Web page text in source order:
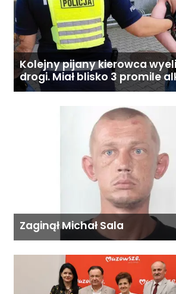
Kolejny pijany kierowca
drogi. Miał blisko 3 promile
Zaginął Michał Sala